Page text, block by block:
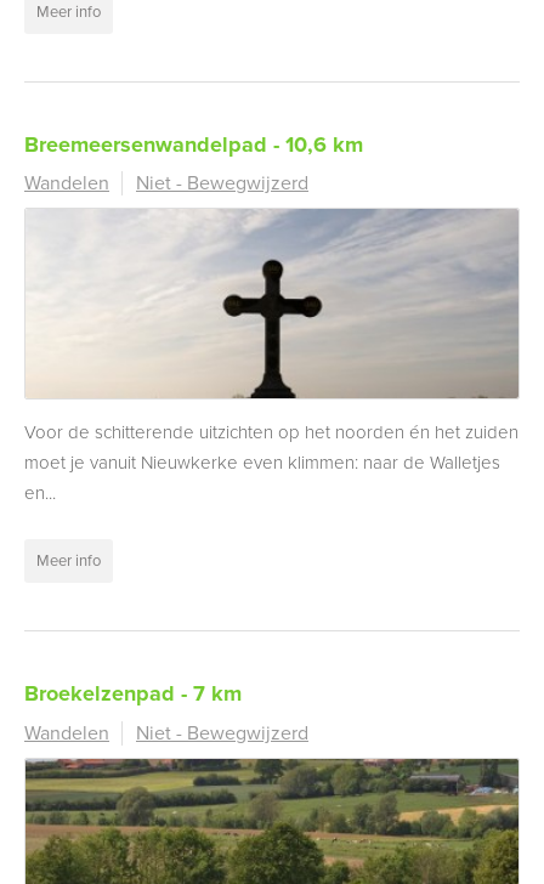
Meer info
Breemeersenwandelpad - 10,6 km
Wandelen Niet - Bewegwijzerd
Voor de schitterende uitzichten op het noorden én het zuiden
moet je vanuit Nieuwkerke even klimmen: naar de Walletjes
en...
Meer info
Broekelzenpad - 7 km
Wandelen Niet - Bewegwijzerd